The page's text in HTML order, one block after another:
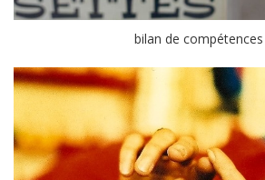
bilan de compétences